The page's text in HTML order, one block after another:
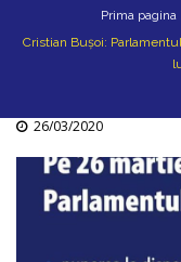
Prima pagina
Cristian Bușoi:
26/03/2020